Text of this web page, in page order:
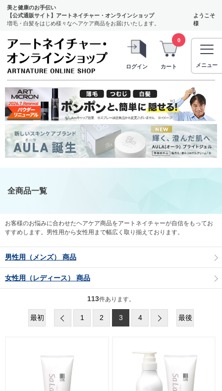
美と健康のお手伝い
【公式通販サイト】アートネイチャー・オンラインショップ
増毛・白髪をはじめ様々なヘアケア商品をお届けいたします。
ようこそ
様
ログイン
0
カート メニュー
全商品一覧
お客様のお悩みに合わせたヘアケア商品をアートネイチャーが自信をもってお
すすめします。男性用から女性用まで幅広く取り揃えております。
男性用（メンズ） 商品
女性用（レディース） 商品
113件あります。
最初 1 2 3 4 最後